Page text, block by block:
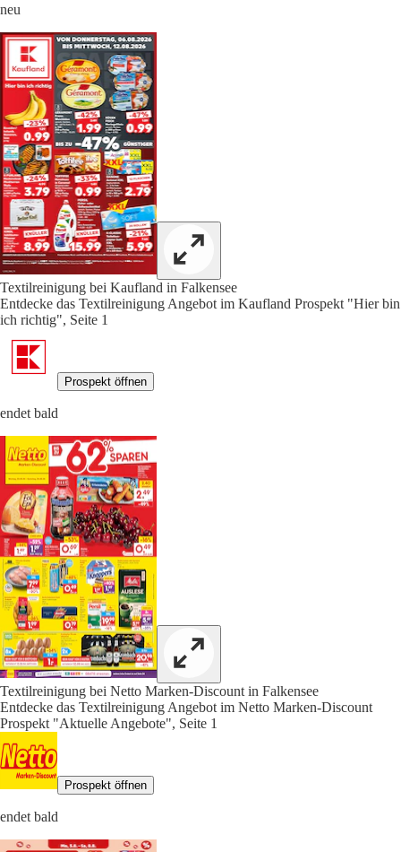
neu
Textilreinigung bei Kaufland in Falkensee
Entdecke das Textilreinigung Angebot im Kaufland Prospekt "Hier bin
ich richtig", Seite 1
Prospekt öffnen
endet bald
Textilreinigung bei Netto Marken-Discount in Falkensee
Entdecke das Textilreinigung Angebot im Netto Marken-Discount
Prospekt "Aktuelle Angebote", Seite 1
Prospekt öffnen
endet bald